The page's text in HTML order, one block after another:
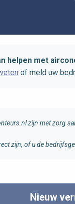
helpen met
of meld uw
zijn met zorg
zijn, of u de
Nieuw